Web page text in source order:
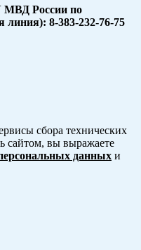
МВД России по
линия): 8-383-232-76-75
сбора технических
сайтом, вы выражаете
данных и